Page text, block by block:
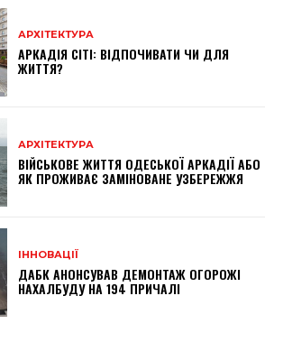
АРХІТЕКТУРА
АРКАДІЯ СІТІ: ВІДПОЧИВАТИ ЧИ ДЛЯ
ЖИТТЯ?
АРХІТЕКТУРА
ВІЙСЬКОВЕ ЖИТТЯ ОДЕСЬКОЇ АРКАДІЇ АБО
ЯК ПРОЖИВАЄ ЗАМІНОВАНЕ УЗБЕРЕЖЖЯ
ІННОВАЦІЇ
ДАБК АНОНСУВАВ ДЕМОНТАЖ ОГОРОЖІ
НАХАЛБУДУ НА 194 ПРИЧАЛІ